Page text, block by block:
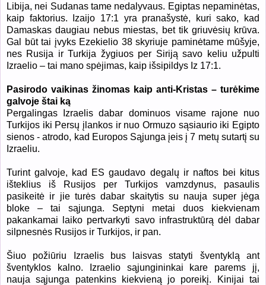
Libija, nei Sudanas tame nedalyvaus. Egiptas nepaminėtas,
kaip faktorius. Izaijo 17:1 yra pranašystė, kuri sako, kad
Damaskas daugiau nebus miestas, bet tik griuvėsių krūva.
Gal būt tai įvyks Ezekielio 38 skyriuje paminėtame mūšyje,
nes Rusija ir Turkija žygiuos per Siriją savo keliu užpulti
Izraelio – tai mano spėjimas, kaip išsipildys Iz 17:1.
Pasirodo vaikinas žinomas kaip anti-Kristas – turėkime
galvoje štai ką
Pergalingas Izraelis dabar dominuos visame rajone nuo
Turkijos iki Persų įlankos ir nuo Ormuzo sąsiaurio iki Egipto
sienos - atrodo, kad Europos Sąjunga įeis į 7 metų sutartį su
Izraeliu.
Turint galvoje, kad ES gaudavo degalų ir naftos bei kitus
išteklius iš Rusijos per Turkijos vamzdynus, pasaulis
pasikeitė ir jie turės dabar skaitytis su nauja super jėga
bloke – tai sąjunga. Septyni metai duos kiekvienam
pakankamai laiko pertvarkyti savo infrastruktūrą dėl dabar
silpnesnės Rusijos ir Turkijos, ir pan.
Šiuo požiūriu Izraelis bus laisvas statyti šventyklą ant
šventyklos kalno. Izraelio sąjungininkai kare parems jį,
nauja sąjunga patenkins kiekvieną jo poreikį. Kinijai tai